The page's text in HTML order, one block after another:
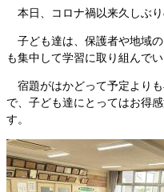
本日、コロナ禍以来久しぶり
子ども達は、保護者や地域
も集中して学習に取り組んでい
宿題がはかどって予定より
で、子ども達にとってはお得
す。